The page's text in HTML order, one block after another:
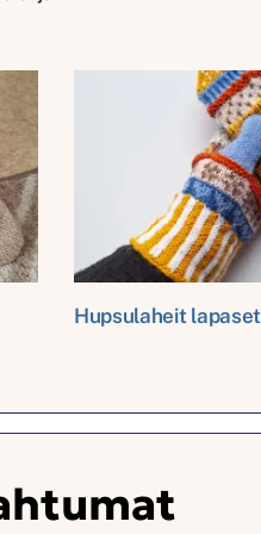
Hupsulaheit lapaset